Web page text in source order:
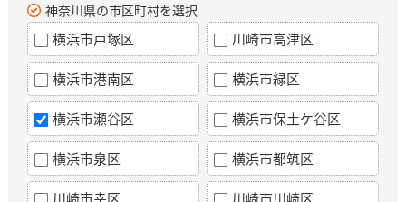
神奈川県の市区町村を選択
横浜市戸塚区 川崎市高津区
横浜市港南区 横浜市緑区
横浜市瀬谷区 横浜市保土ケ谷区
横浜市泉区 横浜市都筑区
川崎市幸区 川崎市川崎区